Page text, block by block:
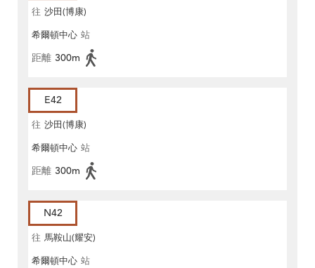
往 沙田(博康)
希爾頓中心 站
距離 300m
E42
往 沙田(博康)
希爾頓中心 站
距離 300m
N42
往 馬鞍山(耀安)
希爾頓中心 站